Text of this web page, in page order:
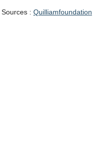
Sources : Quilliamfoundation